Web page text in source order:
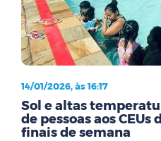
14/01/2026, às 16:17
Sol e altas
de pessoas aos CEUs
finais de semana